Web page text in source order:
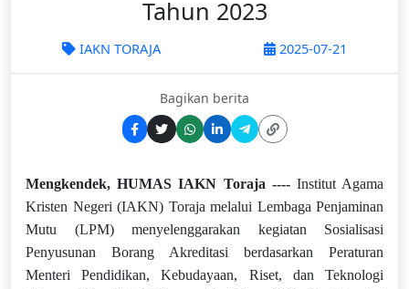
Tahun 2023
IAKN TORAJA 2025-07-21
Bagikan berita
Mengkendek, HUMAS IAKN Toraja ---- Institut Agama
Kristen Negeri (IAKN) Toraja melalui Lembaga Penjaminan
Mutu (LPM) menyelenggarakan kegiatan Sosialisasi
Penyusunan Borang Akreditasi berdasarkan Peraturan
Menteri Pendidikan, Kebudayaan, Riset, dan Teknologi